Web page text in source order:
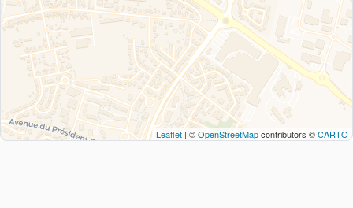
Leaflet | ©OpenStreetMapcontributors ©CARTO